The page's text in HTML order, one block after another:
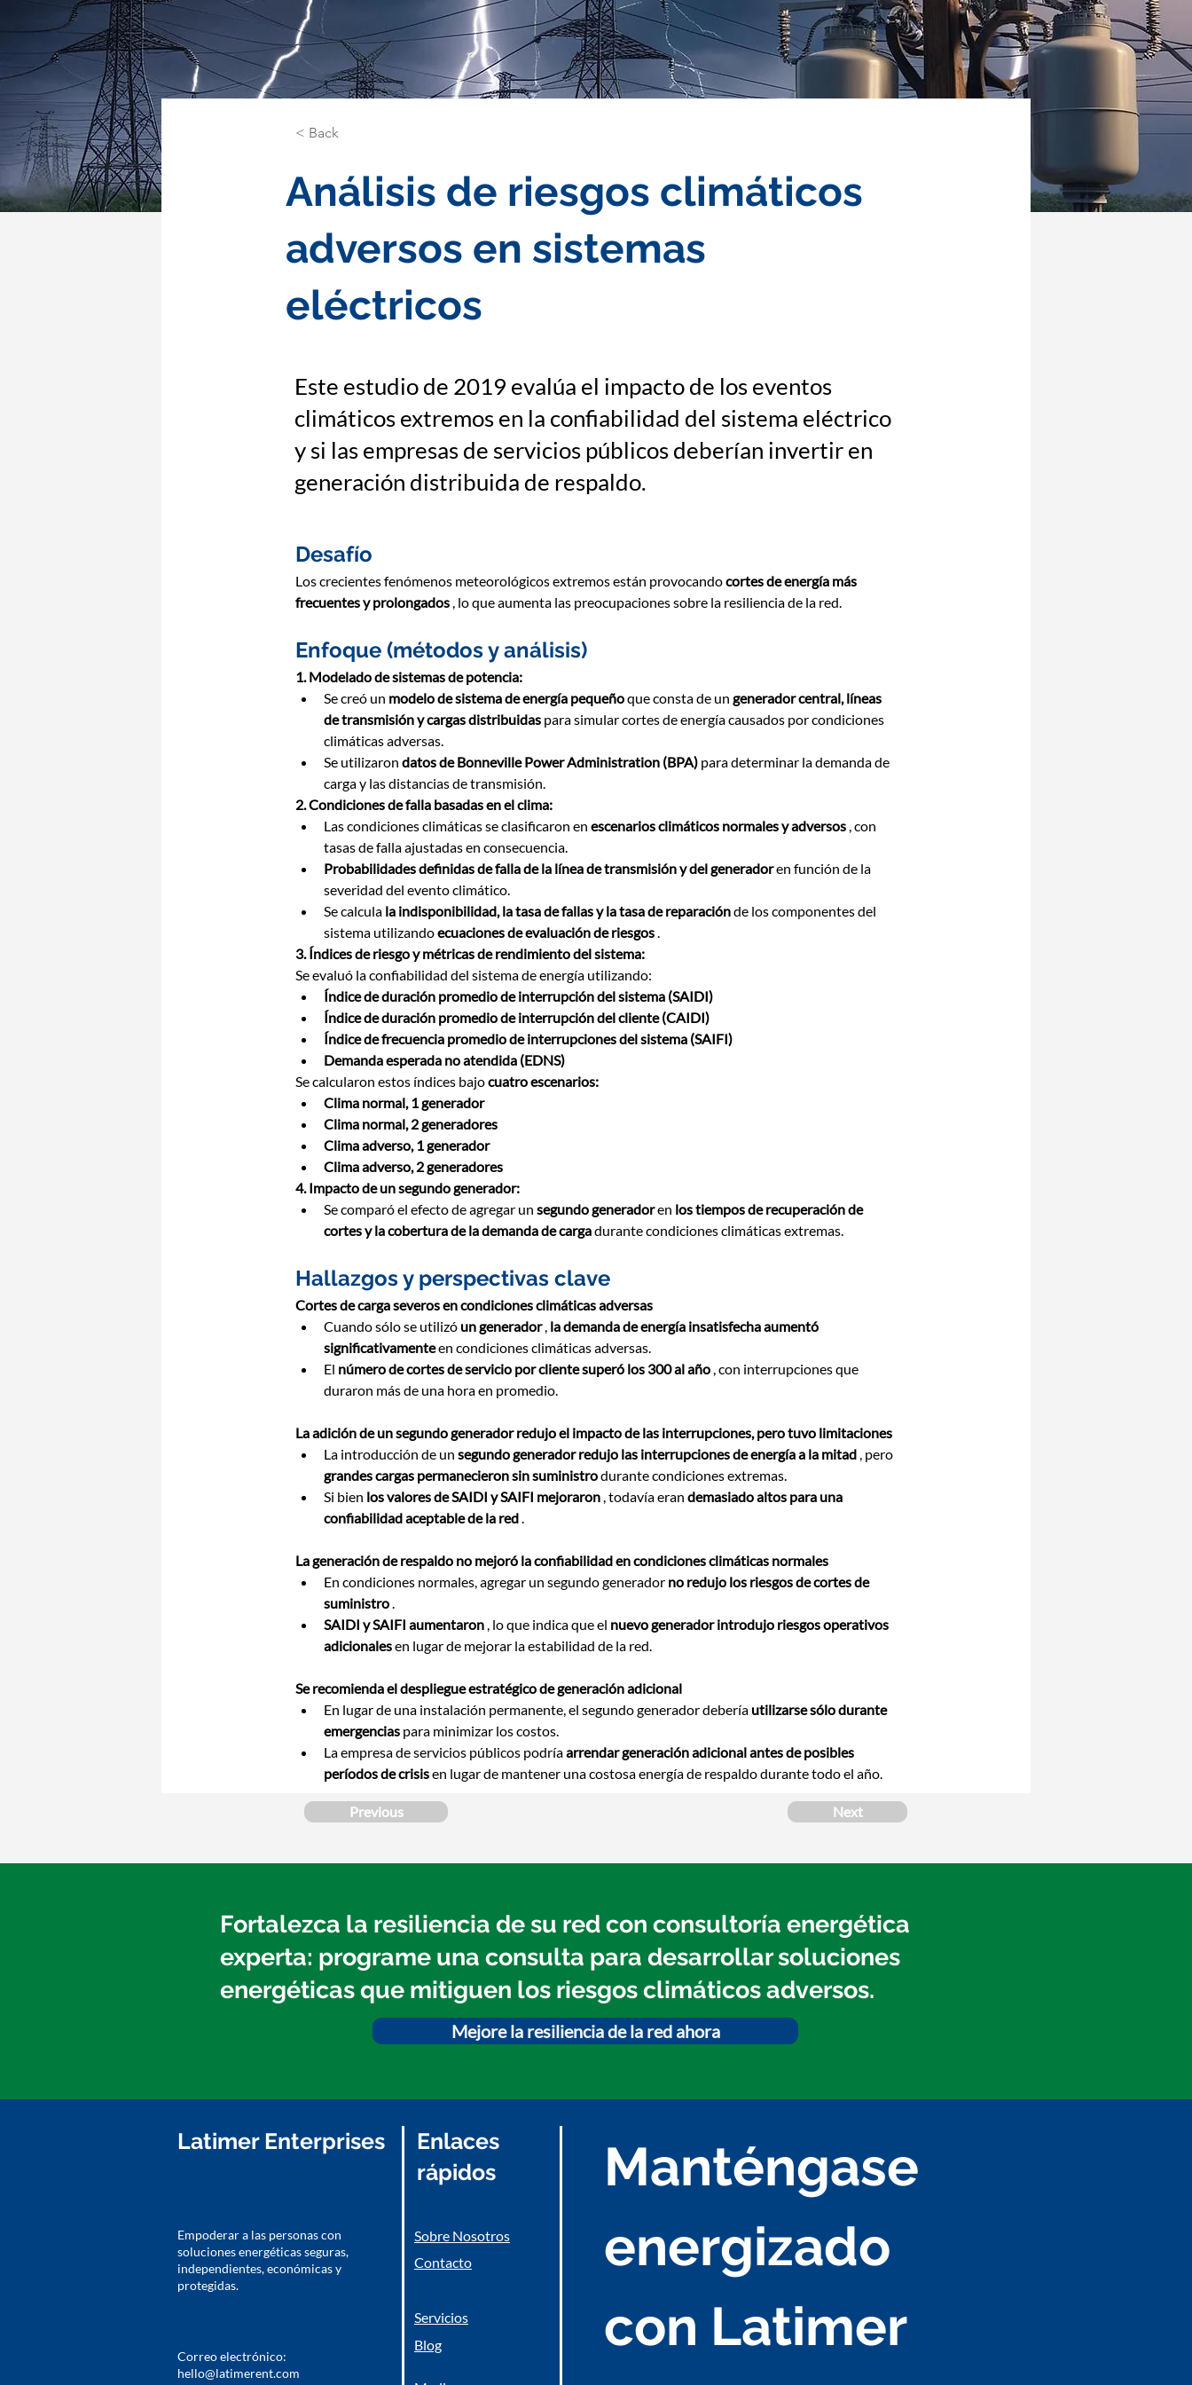
< Back
Análisis de riesgos climáticos
adversos en sistemas
eléctricos
Este estudio de 2019 evalúa el impacto de los eventos
climáticos extremos en la confiabilidad del sistema eléctrico
y si las empresas de servicios públicos deberían invertir en
generación distribuida de respaldo.
Desafío
Los crecientes fenómenos meteorológicos extremos están provocando cortes de energía más
frecuentes y prolongados , lo que aumenta las preocupaciones sobre la resiliencia de la red.
Enfoque (métodos y análisis)
1. Modelado de sistemas de potencia:
Se creó un modelo de sistema de energía pequeño que consta de un generador central, líneas
de transmisión y cargas distribuidas para simular cortes de energía causados por condiciones
climáticas adversas.
Se utilizaron datos de Bonneville Power Administration (BPA) para determinar la demanda de
carga y las distancias de transmisión.
2. Condiciones de falla basadas en el clima:
Las condiciones climáticas se clasificaron en escenarios climáticos normales y adversos , con
tasas de falla ajustadas en consecuencia.
Probabilidades definidas de falla de la línea de transmisión y del generador en función de la
severidad del evento climático.
Se calcula la indisponibilidad, la tasa de fallas y la tasa de reparación de los componentes del
sistema utilizando ecuaciones de evaluación de riesgos .
3. Índices de riesgo y métricas de rendimiento del sistema:
Se evaluó la confiabilidad del sistema de energía utilizando:
Índice de duración promedio de interrupción del sistema (SAIDI)
Índice de duración promedio de interrupción del cliente (CAIDI)
Índice de frecuencia promedio de interrupciones del sistema (SAIFI)
Demanda esperada no atendida (EDNS)
Se calcularon estos índices bajo cuatro escenarios:
Clima normal, 1 generador
Clima normal, 2 generadores
Clima adverso, 1 generador
Clima adverso, 2 generadores
4. Impacto de un segundo generador:
Se comparó el efecto de agregar un segundo generador en los tiempos de recuperación de
cortes y la cobertura de la demanda de carga durante condiciones climáticas extremas.
Hallazgos y perspectivas clave
Cortes de carga severos en condiciones climáticas adversas
Cuando sólo se utilizó un generador , la demanda de energía insatisfecha aumentó
significativamente en condiciones climáticas adversas.
El número de cortes de servicio por cliente superó los 300 al año , con interrupciones que
duraron más de una hora en promedio.
La adición de un segundo generador redujo el impacto de las interrupciones, pero tuvo limitaciones
La introducción de un segundo generador redujo las interrupciones de energía a la mitad , pero
grandes cargas permanecieron sin suministro durante condiciones extremas.
Si bien los valores de SAIDI y SAIFI mejoraron , todavía eran demasiado altos para una
confiabilidad aceptable de la red .
La generación de respaldo no mejoró la confiabilidad en condiciones climáticas normales
En condiciones normales, agregar un segundo generador no redujo los riesgos de cortes de
suministro .
SAIDI y SAIFI aumentaron , lo que indica que el nuevo generador introdujo riesgos operativos
adicionales en lugar de mejorar la estabilidad de la red.
Se recomienda el despliegue estratégico de generación adicional
En lugar de una instalación permanente, el segundo generador debería utilizarse sólo durante
emergencias para minimizar los costos.
La empresa de servicios públicos podría arrendar generación adicional antes de posibles
períodos de crisis en lugar de mantener una costosa energía de respaldo durante todo el año.
Previous Next
Fortalezca la resiliencia de su red con consultoría energética
experta: programe una consulta para desarrollar soluciones
energéticas que mitiguen los riesgos climáticos adversos.
Mejore la resiliencia de la red ahora
Latimer Enterprises
Empoderar a las personas con
soluciones energéticas seguras,
independientes,económicasy
protegidas.
Correo electrónico:
hello@latimerent.com
Enlaces
rápidos
Sobre Nosotros
Contacto
Servicios
Blog
Manténgase
energizado
con Latimer